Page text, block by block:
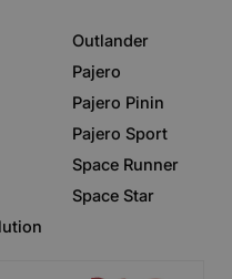
Outlander
Pajero
Pajero Pinin
Pajero Sport
Space Runner
Space Star